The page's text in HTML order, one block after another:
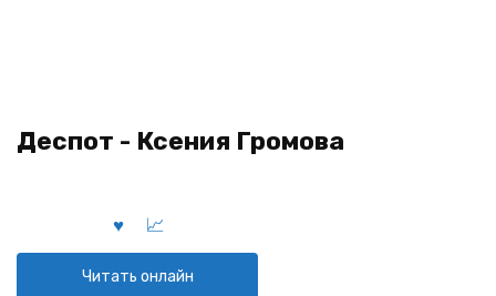
Деспот - Ксения Громова
Читать онлайн